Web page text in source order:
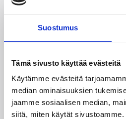
Suostumus
Tämä sivusto käyttää evästeitä
Käytämme evästeitä
median ominaisuuksien
jaamme sosiaalisen median,
siitä, miten käytät